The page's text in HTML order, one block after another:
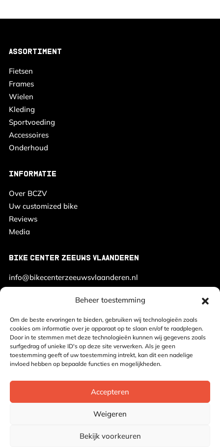
Beheer toestemming
Om de beste ervaringen te bieden, gebruiken wij technologieën zoals
cookies om informatie over je apparaat op te slaan en/of te raadplegen.
Door in te stemmen met deze technologieën kunnen wij gegevens zoals
surfgedrag of unieke ID's op deze site verwerken. Als je geen
toestemming geeft of uw toestemming intrekt, kan dit een nadelige
invloed hebben op bepaalde functies en mogelijkheden.
Accepteren
Weigeren
Bekijk voorkeuren
ASSORTIMENT
Fietsen
Frames
Wielen
Kleding
Sportvoeding
Accessoires
Onderhoud
INFORMATIE
Over BCZV
Uw customized bike
Reviews
Media
BIKE CENTER ZEEUWS VLAANDEREN
info@bikecenterzeeuwsvlaanderen.nl
+31 (0) 6 23 15 45 26
© 2026 Bike Center Zeeuws Vlaanderen - Het adres voor exclusieve